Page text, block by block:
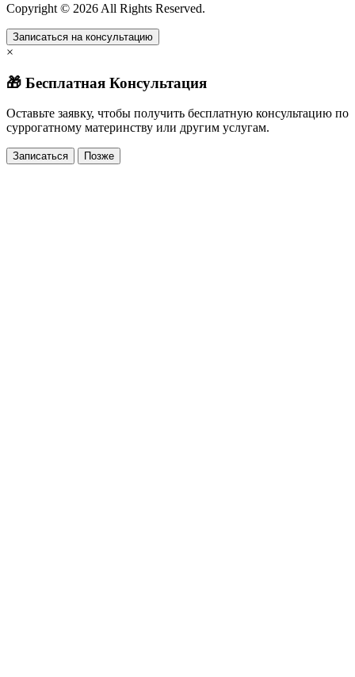
Copyright © 2026 All Rights Reserved.
Записаться на консультацию
×
🎁 Бесплатная Консультация
Оставьте заявку, чтобы получить бесплатную консультацию по
суррогатному материнству или другим услугам.
Записаться Позже